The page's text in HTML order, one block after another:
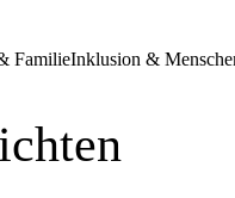
FamilieInklusion &